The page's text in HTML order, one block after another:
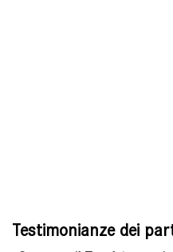
Testimonianze dei